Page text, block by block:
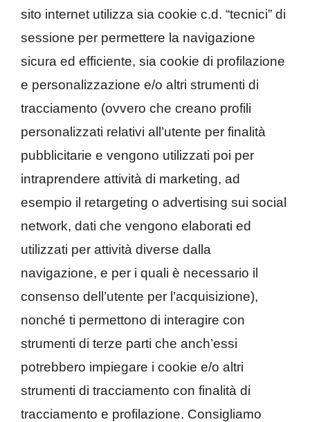
sito internet utilizza sia cookie c.d. “tecnici” di
sessione per permettere la navigazione
sicura ed efficiente, sia cookie di profilazione
e personalizzazione e/o altri strumenti di
tracciamento (ovvero che creano profili
personalizzati relativi all’utente per finalità
pubblicitarie e vengono utilizzati poi per
intraprendere attività di marketing, ad
esempio il retargeting o advertising sui social
network, dati che vengono elaborati ed
utilizzati per attività diverse dalla
navigazione, e per i quali è necessario il
consenso dell’utente per l’acquisizione),
nonché ti permettono di interagire con
strumenti di terze parti che anch’essi
potrebbero impiegare i cookie e/o altri
strumenti di tracciamento con finalità di
tracciamento e profilazione. Consigliamo